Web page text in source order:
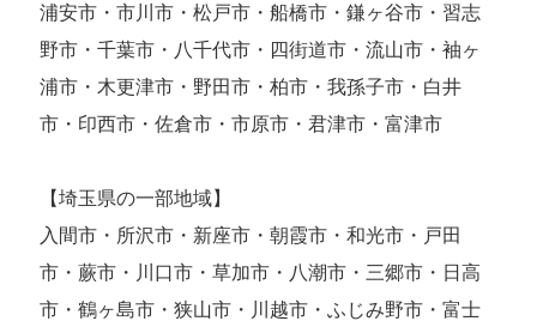
浦安市・市川市・松戸市・船橋市・鎌ヶ谷市・習志
野市・千葉市・八千代市・四街道市・流山市・袖ヶ
浦市・木更津市・野田市・柏市・我孫子市・白井
市・印西市・佐倉市・市原市・君津市・富津市
【埼玉県の一部地域】
入間市・所沢市・新座市・朝霞市・和光市・戸田
市・蕨市・川口市・草加市・八潮市・三郷市・日高
市・鶴ヶ島市・狭山市・川越市・ふじみ野市・富士